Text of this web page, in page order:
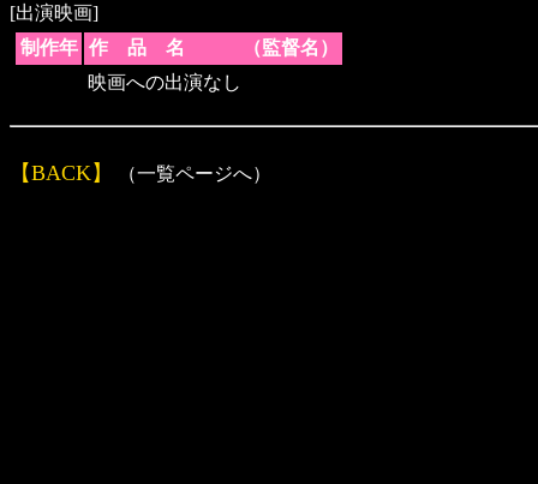
[出演映画]
制作年 作 品 名 （監督名）
映画への出演なし
【BACK】 （一覧ページへ）